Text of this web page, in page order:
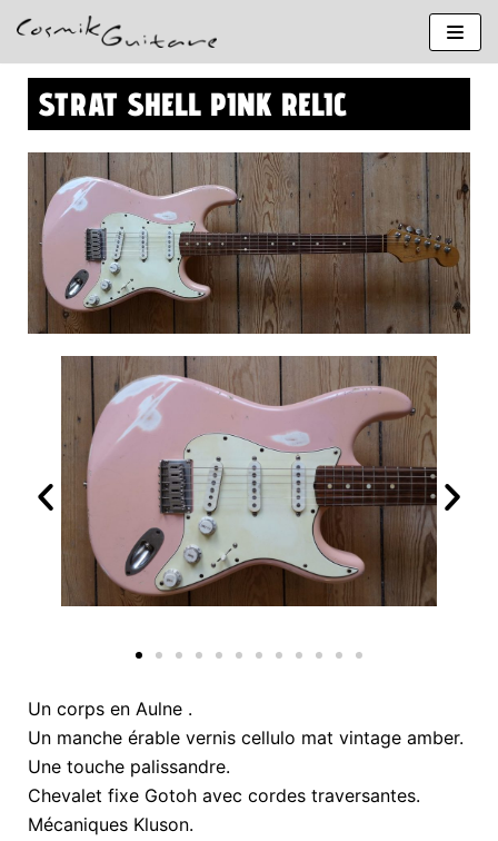
Aller
contenu
STRAT SHELL PINK RELIC
Un corps en Aulne .
Un manche érable vernis cellulo mat vintage amber.
Une touche palissandre.
Chevalet fixe Gotoh avec cordes traversantes.
Mécaniques Kluson.